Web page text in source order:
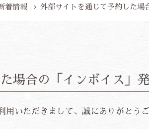
着情報 外部サイトを通じて予約した場
場合の「インボイス」
いただきまして、誠にありがとうご